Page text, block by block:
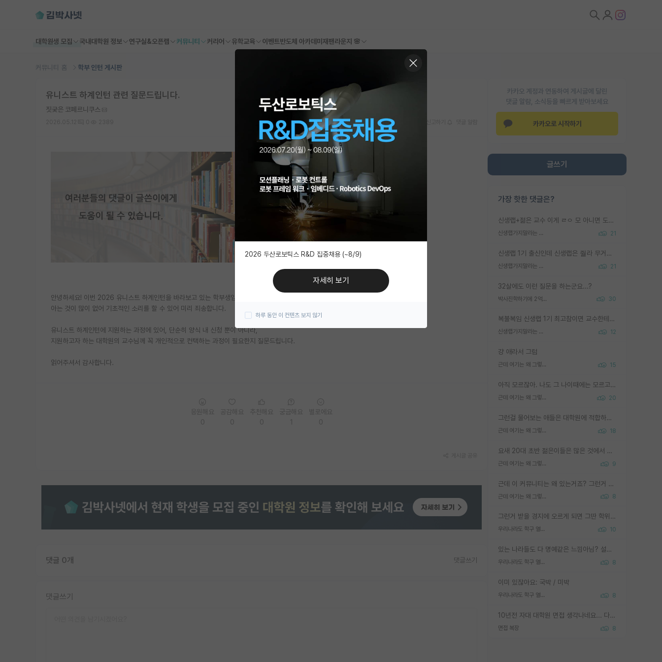
대학원생 모집 국내대학원 정보 연구실&오픈랩 커뮤니티 커리어 유학교육 이벤트반도체 아카데미 재팬라운지 🌸
커뮤니티 홈 학부 인턴 게시판
카카오 계정과 연동하여 게시글에 달린
댓글 알람, 소식등을 빠르게 받아보세요
카카오로 시작하기
글쓰기
가장 핫한 댓글은?
신생랩+젊은 교수 이게 ㄹㅇ 모 아니면 도인듯.
신생랩가지말라는 이유가 있었구나 21
신생랩 1기 출신인데 신생랩은 줠라 무거운 바벨 같은거임. 들면 대박인데 못들면 깔려 죽음. 아무도 알려주지 않는 환경에서 자생해야하지만, 일단 살아남았다면 그 어떤 사람보다 악착같고 생존력 높은 사람으로 거듭날 수 있음
신생랩가지말라는 이유가 있었구나 21
32살에도 이런 질문을 하는군요...?
박사진학하기에 2억은 괜찮은 (?) 정도의 경제력인가요 30
복불복임 신생랩 1기 최고참이면 교수한테 직접 지도받는 시간이 매우 많음 제대로 된 교수라면 말이지 그게 아니라면 그냥 넌 해방 불가능한 노예 1호에 감점쓰레기통이 되는거고
신생랩가지말라는 이유가 있었구나 12
걍 애라서 그럼
근데 여기는 왜 그렇게 SPK를 물어보는거임? 15
아직 모르잖아. 나도 그 나이때에는 모르고 평가 받고 안심하고 싶었어.
근데 여기는 왜 그렇게 SPK를 물어보는거임? 20
그런걸 물어보는 애들은 대학원에 적합하지 않다
근데 여기는 왜 그렇게 SPK를 물어보는거임? 18
요새 20대 초반 젊은이들은 많은 것에서 가성비를 따지더라고요. 내가 이 정도 인풋을 넣었을 때 그만큼 아웃풋이 나올 것인가? 사실 아웃풋이 인풋 대비 리니어하게 나오지 않는 영역을 시도하기 싫어한다는 느낌입니다.
근데 여기는 왜 그렇게 SPK를 물어보는거임? 9
근데 이 커뮤니티는 왜 있는거죠? 그런거 쉽게 물어볼수있어서 있는거 아닌가요? 그렇게 보기 싫으면 커뮤니티도 하지마시지 그러면
근데 여기는 왜 그렇게 SPK를 물어보는거임? 8
그런거 받을 경지에 오르게 되면 그딴 학위명이 필요없음
우리나라도 학구 열풍보면 Higher Doctorate 학위가 필요하다고 봅니다. 10
있는 나라들도 다 명예같은 느낌아님? 설마 박사끼리 등급나눠서 학위수여하자 같은 헛소리는 아니지? ㅋㅋ
우리나라도 학구 열풍보면 Higher Doctorate 학위가 필요하다고 봅니다. 8
이미 있잖아요: 국박 / 미박
우리나라도 학구 열풍보면 Higher Doctorate 학위가 필요하다고 봅니다. 8
10년전 자대 대학원 면접 생각나네요... 다들 양복에 넥타이까지 하고 갔더니, 국회의원 출마하냐고 놀리셨던. (면접질문내용: 증명사진에선 두상이 계란형인데, 실제론 그렇지 않다. 증명사진이 뭘 증명하고 있는거냐)ㅋㅋㅋㅋ
면접 복장 8
유니스트 하계인턴 관련 질문드립니다.
짓궂은 코페르니쿠스
안녕하세요! 이번 2026 유니스트 하계인턴을 바라보고 있는 학부생입니다.
아는 것이 많이 없어 기초적인 소리를 할 수 있어 미리 죄송합니다.
유니스트 하계인턴에 지원하는 과정에 있어, 단순히 양식 내 신청 뿐이 아니라,
지원하고자 하는 대학원의 교수님께 꼭 개인적으로 컨택하는 과정이 필요한지 질문드립니다.
읽어주셔서 감사합니다.
댓글 0개 댓글쓰기
댓글쓰기
2026 두산로보틱스 R&D 집중채용 (~8/9)
자세히 보기
하루 동안 이 컨텐츠 보지 않기